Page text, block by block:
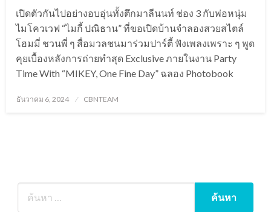
เปิดตัวกันไปอย่างอบอุ่นทั้งตึกมาลีนนท์ ช่อง 3 กับพ่อหนุ่ม
ไมโควเวฟ “ไมกี้ ปณิธาน” ที่ขอเปิดบ้านจำลองสวยสไตล์
โฮมมี่ ชวนพี่ ๆ สื่อมวลชนมาร่วมปาร์ตี้ ฟังเพลงเพราะ ๆ พูด
คุยเบื้องหลังการถ่ายทำสุด Exclusive ภายในงาน Party
Time With “MIKEY, One Fine Day” ฉลอง Photobook
Posted
ธันวาคม 6, 2024 CBNTEAM